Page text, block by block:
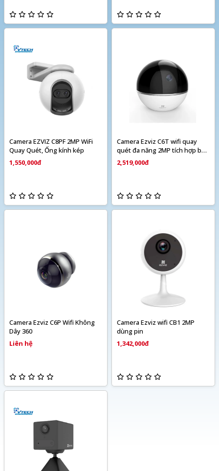
Camera EZVIZ C8PF 2MP WiFi
Quay Quét, Ống kính kép
1,550,000đ
Camera Ezviz C6T wifi quay
quét đa năng 2MP tích hợp báo
động
2,519,000đ
Camera Ezviz C6P Wifi Không
Dây 360
Liên hệ
Camera Ezviz wifi CB1 2MP
dùng pin
1,342,000đ